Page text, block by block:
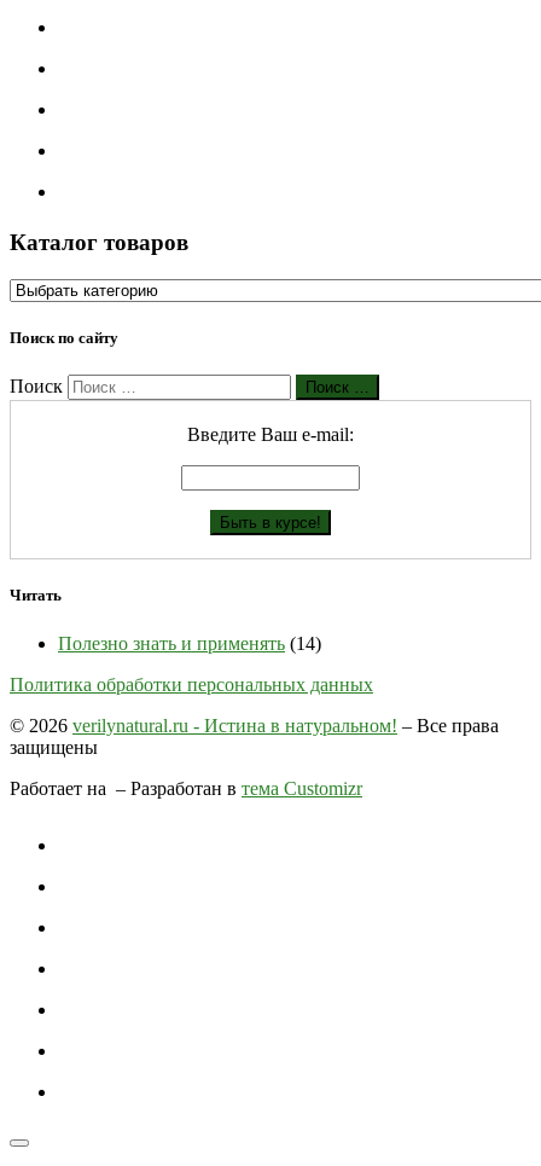
Каталог товаров
Поиск по сайту
Поиск Поиск …
Введите Ваш е-mail:
Читать
Полезно знать и применять (14)
Политика обработки персональных данных
© 2026 verilynatural.ru - Истина в натуральном! – Все права
защищены
Работает на – Разработан в тема Customizr